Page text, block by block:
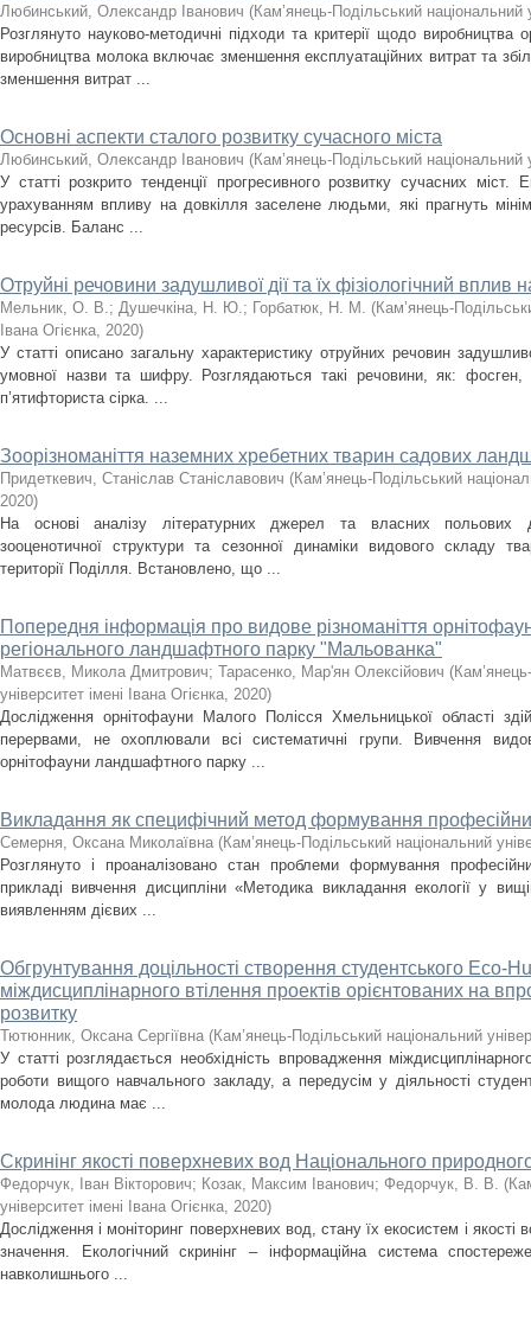
Любинський, Олександр Іванович (Кам’янець-Подільський національний
Розглянуто науково-методичні підходи та критерії щодо виробництва
виробництва молока включає зменшення експлуатаційних витрат та
зменшення витрат ...
Основні аспекти сталого розвитку сучасного міста
Любинський, Олександр Іванович (Кам’янець-Подільський національний
У статті розкрито тенденції прогресивного розвитку сучасних
урахуванням впливу на довкілля заселене людьми, які прагнуть
ресурсів. Баланс ...
Отруйні речовини задушливої дії та їх фізіологічний вплив
Мельник, О. В.; Душечкіна, Н. Ю.; Горбатюк, Н. М. (Кам’янець-
Івана Огієнка, 2020)
У статті описано загальну характеристику отруйних речовин
умовної назви та шифру. Розглядаються такі речовини, як:
п’ятифториста сірка. ...
Зоорізноманіття наземних хребетних тварин садових
Придеткевич, Станіслав Станіславович (Кам’янець-Подільський
2020)
На основі аналізу літературних джерел та власних польових
зооценотичної структури та сезонної динаміки видового складу
території Поділля. Встановлено, що ...
Попередня інформація про видове різноманіття
регіонального ландшафтного парку "Мальованка"
Матвєєв, Микола Дмитрович; Тарасенко, Мар'ян Олексійович (
університет імені Івана Огієнка, 2020)
Дослідження орнітофауни Малого Полісся Хмельницької області
перервами, не охоплювали всі систематичні групи. Вивчення
орнітофауни ландшафтного парку ...
Викладання як специфічний метод формування
Семерня, Оксана Миколаївна (Кам’янець-Подільський національний
Розглянуто і проаналізовано стан проблеми формування
прикладі вивчення дисципліни «Методика викладання екології у
виявленням дієвих ...
Обгрунтування доцільності створення студентського Eco-
міждисциплінарного втілення проектів орієнтованих на
розвитку
Тютюнник, Оксана Сергіївна (Кам’янець-Подільський національний
У статті розглядається необхідність впровадження
роботи вищого навчального закладу, а передусім у діяльності
молода людина має ...
Скринінг якості поверхневих вод Національного
Федорчук, Іван Вікторович; Козак, Максим Іванович; Федорчук, В. В. (
університет імені Івана Огієнка, 2020)
Дослідження і моніторинг поверхневих вод, стану їх екосистем і
значення. Екологічний скринінг – інформаційна система
навколишнього ...